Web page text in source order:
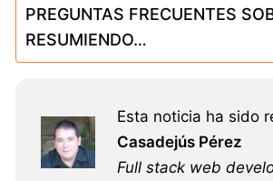
PREGUNTAS FRECUENTES
RESUMIENDO…
Esta noticia ha sido
Casadejús Pérez
Full stack web